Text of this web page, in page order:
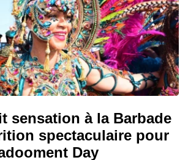
sensation à la Barbade
spectaculaire pour
Day